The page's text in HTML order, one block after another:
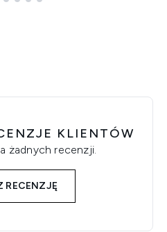
KLIENTÓW
żadnych recenzji.
RECENZJĘ